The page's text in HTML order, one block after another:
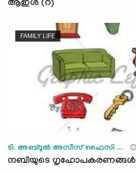
ആഇശ (റ)
FAMILY LIFE
ടി. അബ്ദുല്‍ അസീസ് ഫൈസി ...
നബിയുടെ ഗൃഹോപകരണങ്ങള്‍